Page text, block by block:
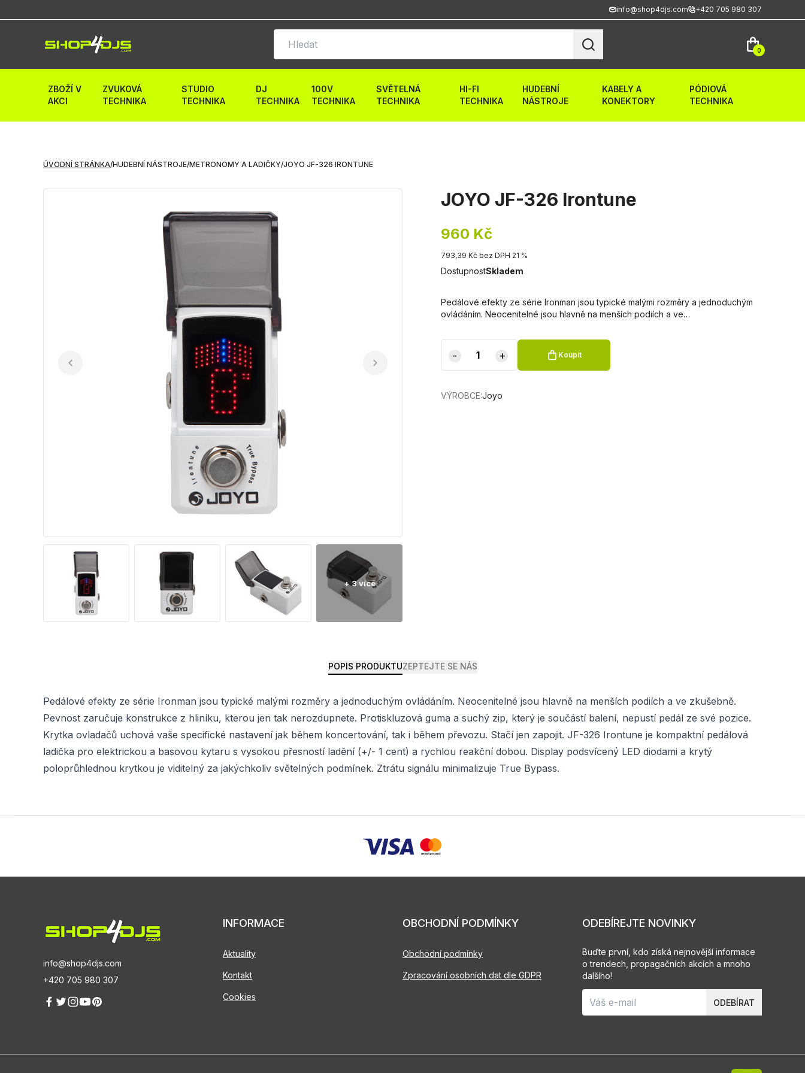
info@shop4djs.com +420 705 980 307
0
ZBOŽÍ V
AKCI
ZVUKOVÁ
TECHNIKA
STUDIO
TECHNIKA
DJ
TECHNIKA
100V
TECHNIKA
SVĚTELNÁ
TECHNIKA
HI-FI
TECHNIKA
HUDEBNÍ
NÁSTROJE
KABELY A
KONEKTORY
PÓDIOVÁ
TECHNIKA
ÚVODNÍ STRÁNKA/HUDEBNÍ NÁSTROJE/METRONOMY A LADIČKY/JOYO JF-326 IRONTUNE
JOYO JF-326 Irontune
960 Kč
793,39 Kč bez DPH 21 %
DostupnostSkladem
Pedálové efekty ze série Ironman jsou typické malými rozměry a jednoduchým
ovládáním. Neocenitelné jsou hlavně na menších podiích a ve…
- + Koupit
VÝROBCE:Joyo
POPIS PRODUKTUZEPTEJTE SE NÁS
Pedálové efekty ze série Ironman jsou typické malými rozměry a jednoduchým ovládáním. Neocenitelné jsou hlavně na menších podiích a ve zkušebně.
Pevnost zaručuje konstrukce z hliníku, kterou jen tak nerozdupnete. Protiskluzová guma a suchý zip, který je součástí balení, nepustí pedál ze své pozice.
Krytka ovladačů uchová vaše specifické nastavení jak během koncertování, tak i během převozu. Stačí jen zapojit. JF-326 Irontune je kompaktní pedálová
ladička pro elektrickou a basovou kytaru s vysokou přesností ladění (+/- 1 cent) a rychlou reakční dobou. Display podsvícený LED diodami a krytý
poloprůhlednou krytkou je viditelný za jakýchkoliv světelných podmínek. Ztrátu signálu minimalizuje True Bypass.
info@shop4djs.com
+420 705 980 307
INFORMACE
Aktuality
Kontakt
Cookies
OBCHODNÍ PODMÍNKY
Obchodní podmínky
Zpracování osobních dat dle GDPR
ODEBÍREJTE NOVINKY
Buďte první, kdo získá nejnovější informace
o trendech, propagačních akcích a mnoho
dalšího!
ODEBÍRAT